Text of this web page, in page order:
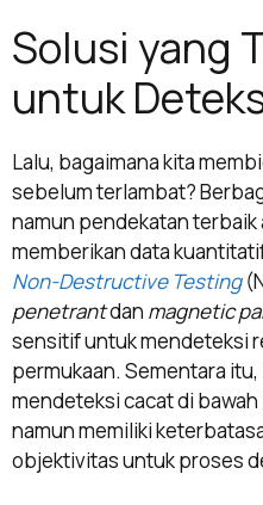
Solusi yang
untuk
Lalu, bagaimana kita
sebelum terlambat?
namun pendekatan terbaik
memberikan data
Non-Destructive Testing
penetrantdan magnetic
sensitif untuk mendeteksi
permukaan. Sementara itu,
mendeteksi cacat di
namun memiliki
objektivitas untuk proses